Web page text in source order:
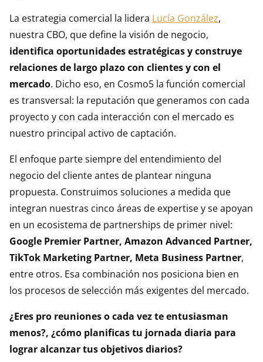
La estrategia comercial la lidera Lucía González,
nuestra CBO, que define la visión de negocio,
identifica oportunidades estratégicas y construye
relaciones de largo plazo con clientes y con el
mercado. Dicho eso, en Cosmo5 la función comercial
es transversal: la reputación que generamos con cada
proyecto y con cada interacción con el mercado es
nuestro principal activo de captación.
El enfoque parte siempre del entendimiento del
negocio del cliente antes de plantear ninguna
propuesta. Construimos soluciones a medida que
integran nuestras cinco áreas de expertise y se apoyan
en un ecosistema de partnerships de primer nivel:
Google Premier Partner, Amazon Advanced Partner,
TikTok Marketing Partner, Meta Business Partner,
entre otros. Esa combinación nos posiciona bien en
los procesos de selección más exigentes del mercado.
¿Eres pro reuniones o cada vez te entusiasman
menos?, ¿cómo planificas tu jornada diaria para
lograr alcanzar tus objetivos diarios?